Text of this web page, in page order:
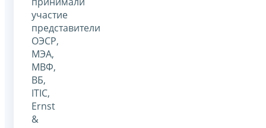
участие
представители
ОЭСР,
МЭА,
МВФ,
ВБ,
ITIC,
Ernst
&